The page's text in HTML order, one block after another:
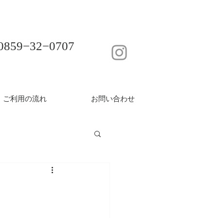
ご利用の流れ お問い合わせ